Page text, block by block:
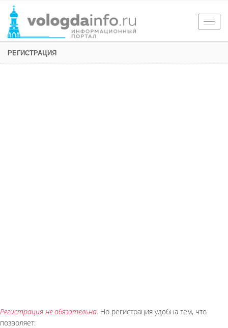
РЕГИСТРАЦИЯ
Регистрация не обязательна. Но регистрация удобна тем, что
позволяет: